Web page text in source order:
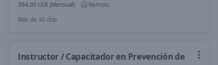
394,00 US$ (Mensual)
Remoto
Más de 30 días
Instructor / Capacitador en Prevención de